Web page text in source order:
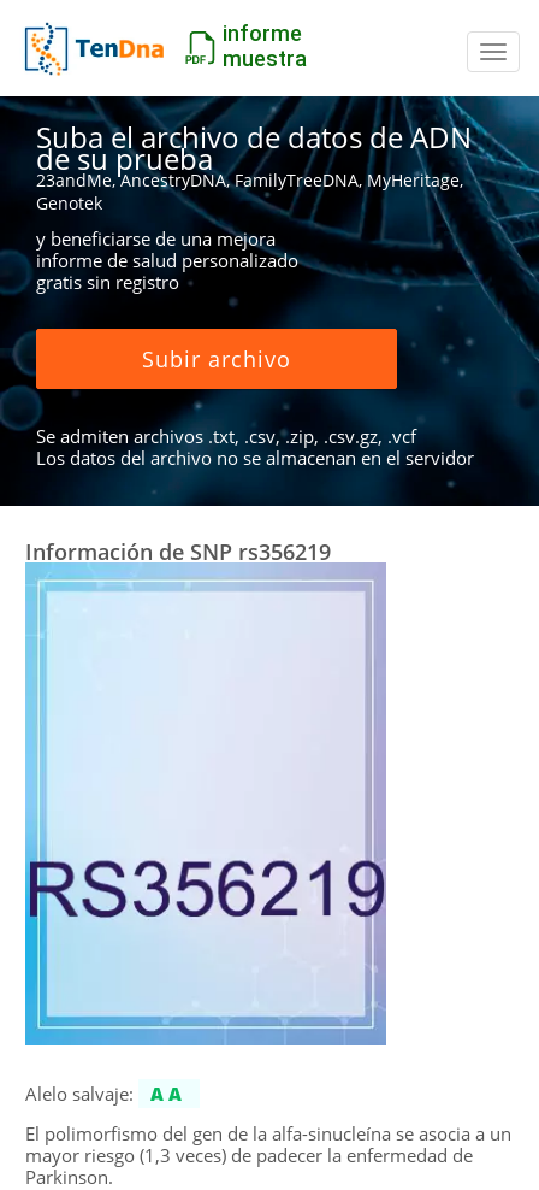
informe
muestra
Suba el archivo de datos de ADN
de su prueba
23andMe, AncestryDNA, FamilyTreeDNA, MyHeritage,
Genotek
y beneficiarse de una mejora
informe de salud personalizado
gratis sin registro
Subir archivo
Se admiten archivos .txt, .csv, .zip, .csv.gz, .vcf
Los datos del archivo no se almacenan en el servidor
Información de SNP rs356219
Alelo salvaje:
AA
El polimorfismo del gen de la alfa-sinucleína se asocia a un
mayor riesgo (1,3 veces) de padecer la enfermedad de
Parkinson.